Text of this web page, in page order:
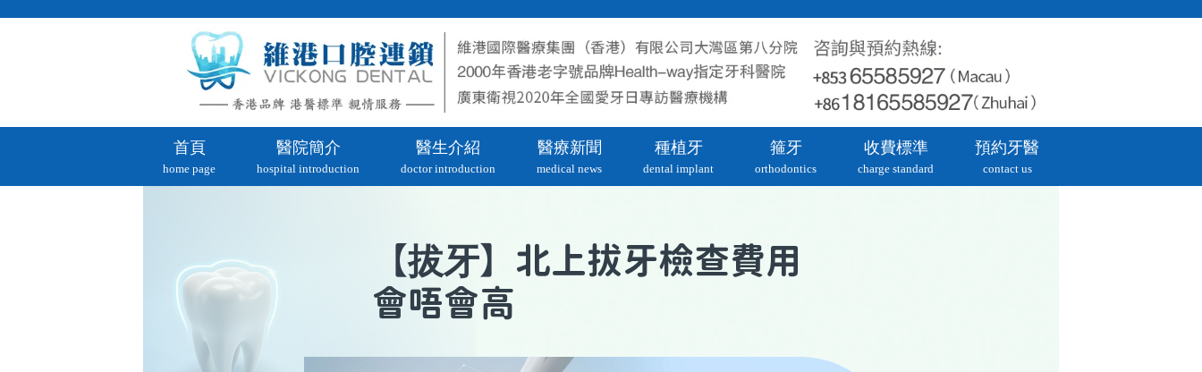
首頁
home page
醫院簡介
hospital introduction
醫生介紹
doctor introduction
醫療新聞
medical news
種植牙
dental implant
箍牙
orthodontics
收費標準
charge standard
預約牙醫
contact us
【拔牙】北上拔牙檢查費用
會唔會高